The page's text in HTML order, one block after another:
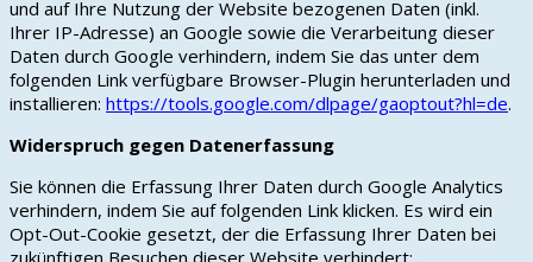
und auf Ihre Nutzung der Website bezogenen Daten (inkl.
Ihrer IP-Adresse) an Google sowie die Verarbeitung dieser
Daten durch Google verhindern, indem Sie das unter dem
folgenden Link verfügbare Browser-Plugin herunterladen und
installieren: https://tools.google.com/dlpage/gaoptout?hl=de.
Widerspruch gegen Datenerfassung
Sie können die Erfassung Ihrer Daten durch Google Analytics
verhindern, indem Sie auf folgenden Link klicken. Es wird ein
Opt-Out-Cookie gesetzt, der die Erfassung Ihrer Daten bei